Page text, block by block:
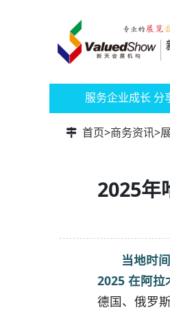
服务企业成长 分
首页>商务资讯>
2025年
当地时
2025 在阿拉
德国、俄罗